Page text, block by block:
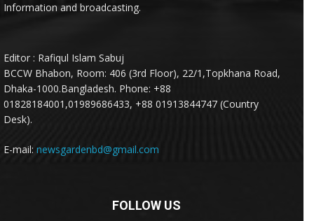
Information and broadcasting.
Editor : Rafiqul Islam Sabuj
BCCW Bhabon, Room: 406 (3rd Floor), 22/1,Topkhana Road,
Dhaka-1000.Bangladesh. Phone: +88
01828184001,01989686433, +88 01913844747 (Country
Desk).
E-mail: newsgardenbd@gmail.com
FOLLOW US